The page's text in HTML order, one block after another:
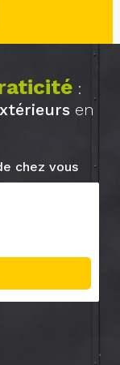
:
en
chez vous